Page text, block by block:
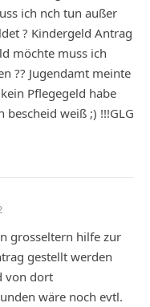
ich nch tun außer
? Kindergeld Antrag
möchte muss ich
?? Jugendamt meinte
Pflegegeld habe
bescheid weiß ;) !!!GLG
grosseltern hilfe zur
gestellt werden
von dort
wäre noch evtl.